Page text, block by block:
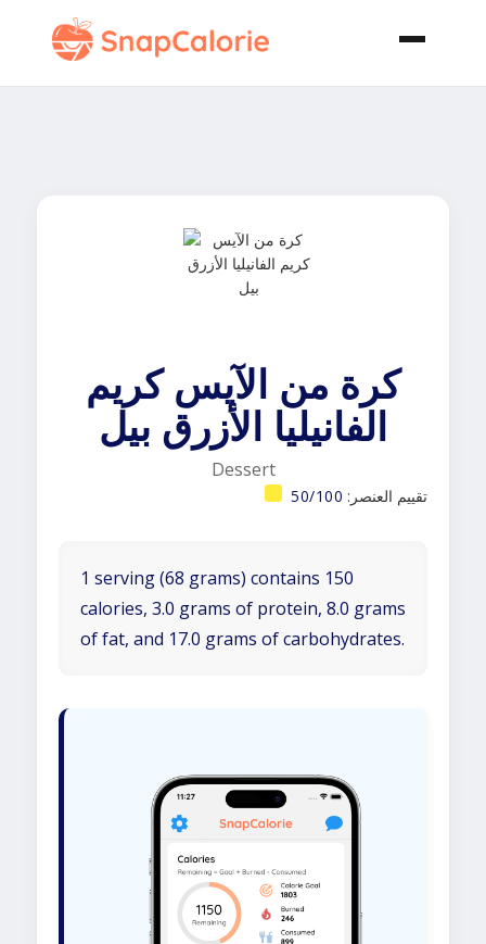
كرة من الآيس كريم
الفانيليا الأزرق بيل
Dessert
تقييم العنصر: 50/100
1 serving (68 grams) contains 150
calories, 3.0 grams of protein, 8.0 grams
of fat, and 17.0 grams of carbohydrates.